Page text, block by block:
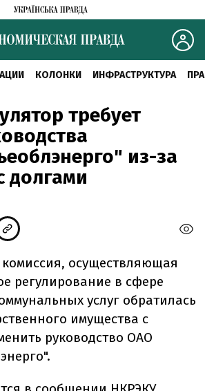
КОЛОНКИ ИНФРАСТРУКТУРА
требует
из-за
долгами
осуществляющая
регулирование в сфере
услуг обратилась
имущества с
руководство ОАО